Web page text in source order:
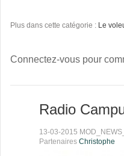
Plus dans cette catégorie : Le
Connectez-vous pour
Radio
13-03-2015
Partenaires Christophe